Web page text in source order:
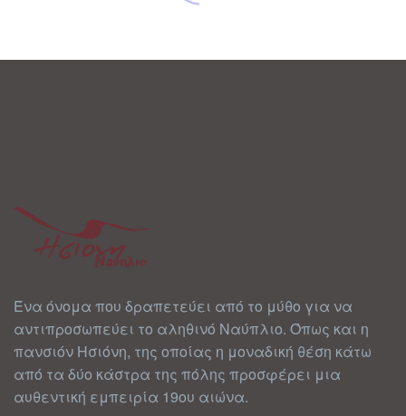
Ένα όνομα που δραπετεύει από το μύθο για να
αντιπροσωπεύει το αληθινό Ναύπλιο. Όπως και η
πανσιόν Ησιόνη, της οποίας η μοναδική θέση κάτω
από τα δύο κάστρα της πόλης προσφέρει μια
αυθεντική εμπειρία 19ου αιώνα.